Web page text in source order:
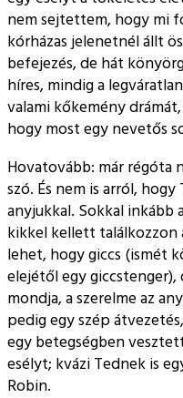
nem sejtettem, hogy mi
kórházas jelenetnél állt
befejezés, de hát
híres, mindig a
valami kőkemény
hogy most egy nevetős
Hovatovább: már régóta
szó. És nem is arról,
anyjukkal. Sokkal
kikkel kellett találkozzon
lehet, hogy giccs (ismét
elejétől egy giccstenger),
mondja, a szerelme az
pedig egy szép
egy betegségben
esélyt; kvázi Tednek is
Robin.